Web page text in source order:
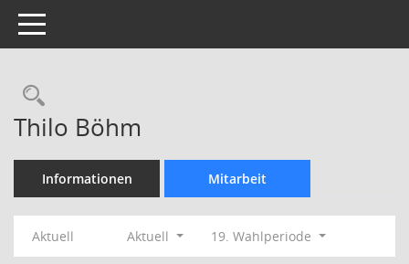
Toggle navigation
Rechercheauswahl
Thilo Böhm
Informationen Mitarbeit
Aktuell Aktuell 19. Wahlperiode